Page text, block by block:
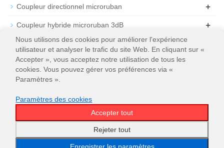
Coupleur directionnel microruban +
Coupleur hybride microruban 3dB +
Atténuateur
Résiliation
WT Microwave INC.
Nous utilisons des cookies pour améliorer l'expérience
utilisateur et analyser le trafic du site Web. En cliquant sur «
Accepter », vous acceptez notre utilisation de tous les
cookies. Vous pouvez gérer vos préférences via «
Paramètres ».
Paramètres des cookies
Accepter tout
Rejeter tout